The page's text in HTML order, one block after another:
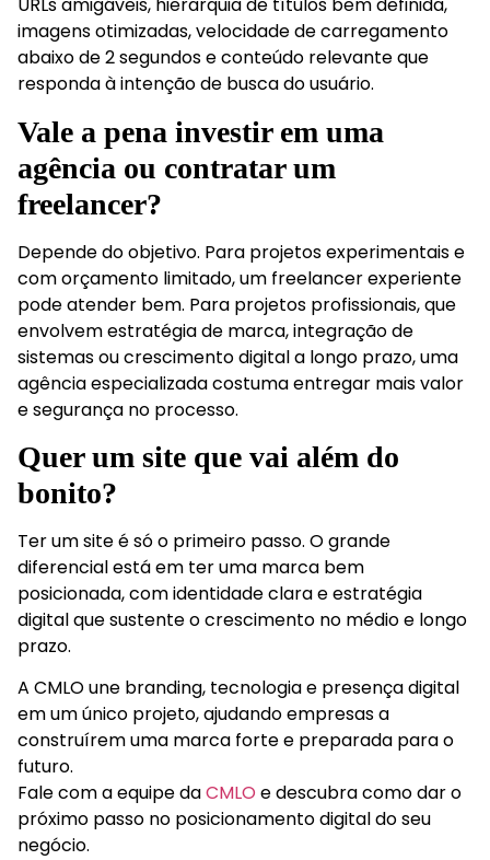
URLs amigáveis, hierarquia de títulos bem definida,
imagens otimizadas, velocidade de carregamento
abaixo de 2 segundos e conteúdo relevante que
responda à intenção de busca do usuário.
Vale a pena investir em uma
agência ou contratar um
freelancer?
Depende do objetivo. Para projetos experimentais e
com orçamento limitado, um freelancer experiente
pode atender bem. Para projetos profissionais, que
envolvem estratégia de marca, integração de
sistemas ou crescimento digital a longo prazo, uma
agência especializada costuma entregar mais valor
e segurança no processo.
Quer um site que vai além do
bonito?
Ter um site é só o primeiro passo. O grande
diferencial está em ter uma marca bem
posicionada, com identidade clara e estratégia
digital que sustente o crescimento no médio e longo
prazo.
A CMLO une branding, tecnologia e presença digital
em um único projeto, ajudando empresas a
construírem uma marca forte e preparada para o
futuro.
Fale com a equipe daCMLO e descubra como dar o
próximo passo no posicionamento digital do seu
negócio.